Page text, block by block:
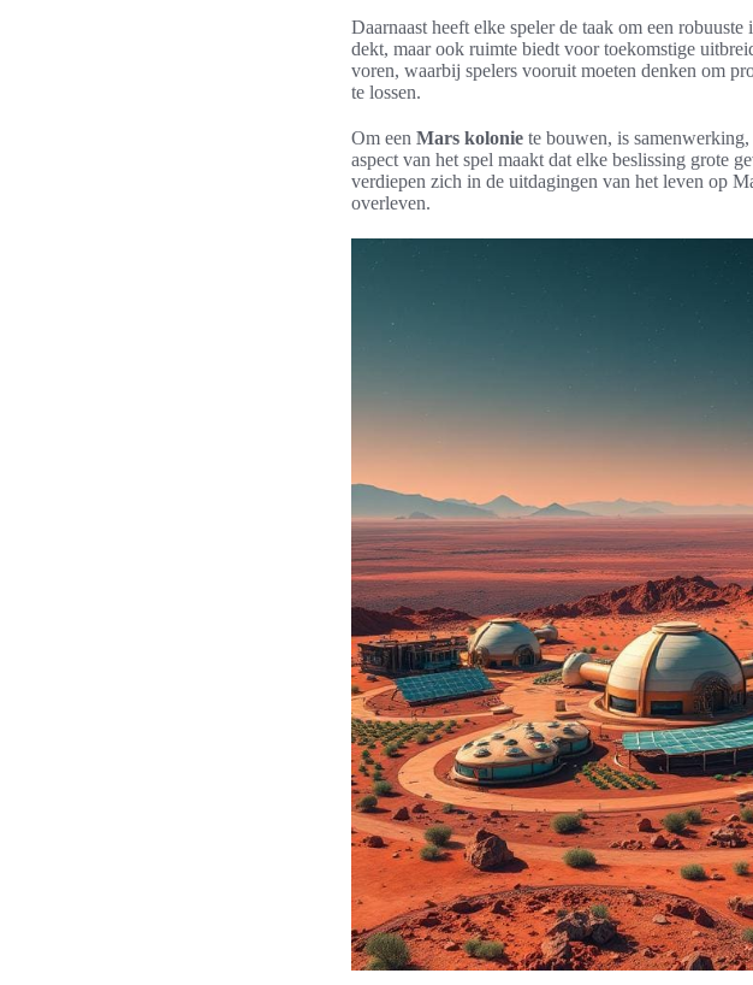
Daarnaast heeft elke speler de taak om een
dekt, maar ook ruimte biedt voor toekomstige
voren, waarbij spelers vooruit moeten denken om
te lossen.
Om een Mars kolonie te bouwen, is
aspect van het spel maakt dat elke beslissing grote
verdiepen zich in de uitdagingen van het leven op
overleven.